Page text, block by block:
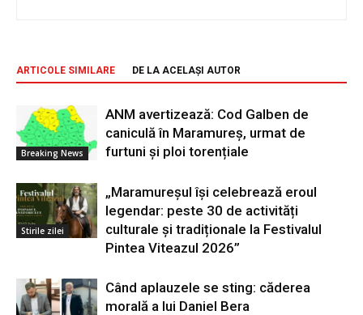
ARTICOLE SIMILARE DE LA ACELAȘI AUTOR
Breaking News
ANM avertizează: Cod Galben de
caniculă în Maramureș, urmat de
furtuni și ploi torențiale
Stirile zilei
„Maramureșul își celebrează eroul
legendar: peste 30 de activități
culturale și tradiționale la Festivalul
Pintea Viteazul 2026”
Când aplauzele se sting: căderea
morală a lui Daniel Bera